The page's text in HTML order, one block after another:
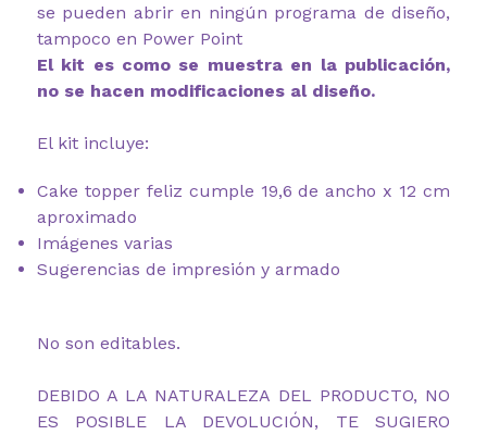
se pueden abrir en ningún programa de diseño,
tampoco en Power Point
El kit es como se muestra en la publicación,
no se hacen modificaciones al diseño.
El kit incluye:
Cake topper feliz cumple 19,6 de ancho x 12 cm
aproximado
Imágenes varias
Sugerencias de impresión y armado
No son editables.
DEBIDO A LA NATURALEZA DEL PRODUCTO, NO
ES POSIBLE LA DEVOLUCIÓN, TE SUGIERO